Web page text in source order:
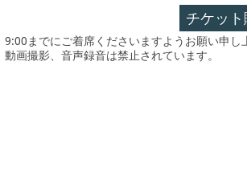
チケット
9:00までにご着席くださいますようお願い申し
動画撮影、音声録音は禁止されています。